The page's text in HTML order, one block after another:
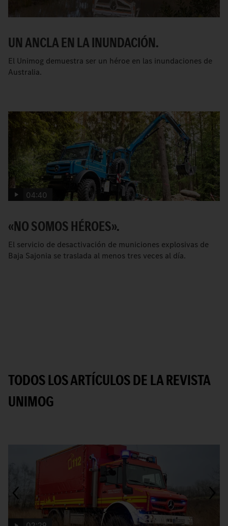
UN ANCLA EN LA INUNDACIÓN.
El Unimog demuestra ser un héroe en las inundaciones de
Australia.
04:40
«NO SOMOS HÉROES».
El servicio de desactivación de municiones explosivas de
Baja Sajonia se traslada al menos tres veces al día.
TODOS LOS ARTÍCULOS DE LA REVISTA
UNIMOG